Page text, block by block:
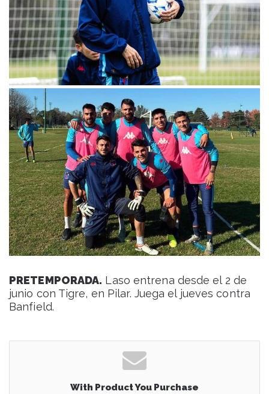
PRETEMPORADA. Laso entrena desde el 2 de
junio con Tigre, en Pilar. Juega el jueves contra
Banfield.
With Product You Purchase